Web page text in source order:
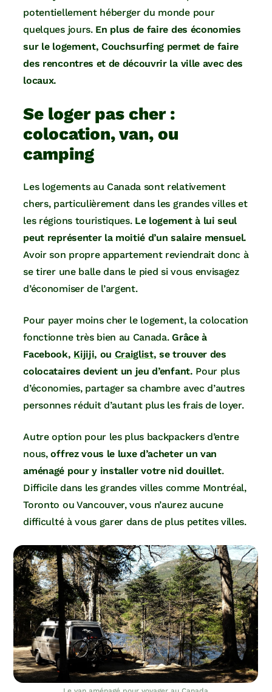
potentiellement héberger du monde pour
quelques jours. En plus de faire des économies
sur le logement, Couchsurfing permet de faire
des rencontres et de découvrir la ville avec des
locaux.
Se loger pas cher :
colocation, van, ou
camping
Les logements au Canada sont relativement
chers, particulièrement dans les grandes villes et
les régions touristiques. Le logement à lui seul
peut représenter la moitié d’un salaire mensuel.
Avoir son propre appartement reviendrait donc à
se tirer une balle dans le pied si vous envisagez
d’économiser de l’argent.
Pour payer moins cher le logement, la colocation
fonctionne très bien au Canada.Grâce à
Facebook, Kijiji, ou Craiglist, se trouver des
colocataires devient un jeu d’enfant. Pour plus
d’économies, partager sa chambre avec d’autres
personnes réduit d’autant plus les frais de loyer.
Autre option pour les plus backpackers d’entre
nous,offrez vous le luxe d’acheter un van
aménagé pour y installer votre nid douillet.
Difficile dans les grandes villes comme Montréal,
Toronto ou Vancouver, vous n’aurez aucune
difficulté à vous garer dans de plus petites villes.